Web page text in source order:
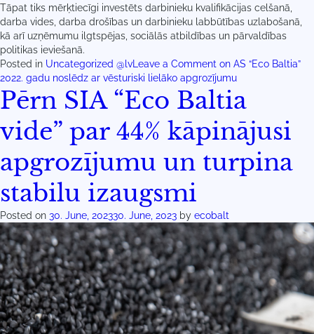
Tāpat tiks mērķtiecīgi investēts darbinieku kvalifikācijas celšanā,
darba vides, darba drošības un darbinieku labbūtības uzlabošanā,
kā arī uzņēmumu ilgtspējas, sociālās atbildības un pārvaldības
politikas ieviešanā.
Posted in Uncategorized @lv Leave a Comment on AS “Eco Baltia”
2022. gadu noslēdz ar vēsturiski lielāko apgrozījumu
Pērn SIA “Eco Baltia
vide” par 44% kāpinājusi
apgrozījumu un turpina
stabilu izaugsmi
Posted on 30. June, 202330. June, 2023 by ecobalt